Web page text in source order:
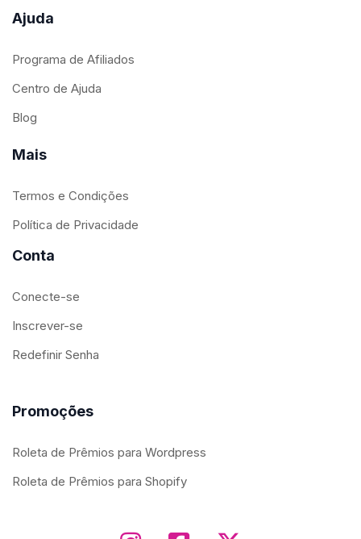
Ajuda
Programa de Afiliados
Centro de Ajuda
Blog
Mais
Termos e Condições
Política de Privacidade
Conta
Conecte-se
Inscrever-se
Redefinir Senha
Promoções
Roleta de Prêmios para Wordpress
Roleta de Prêmios para Shopify